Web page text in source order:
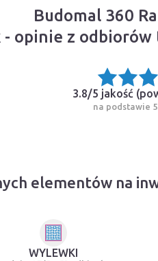
Budomal 360
- opinie z
3.8/5 jakość (
na podstawie
elementów na
WYLEWKI